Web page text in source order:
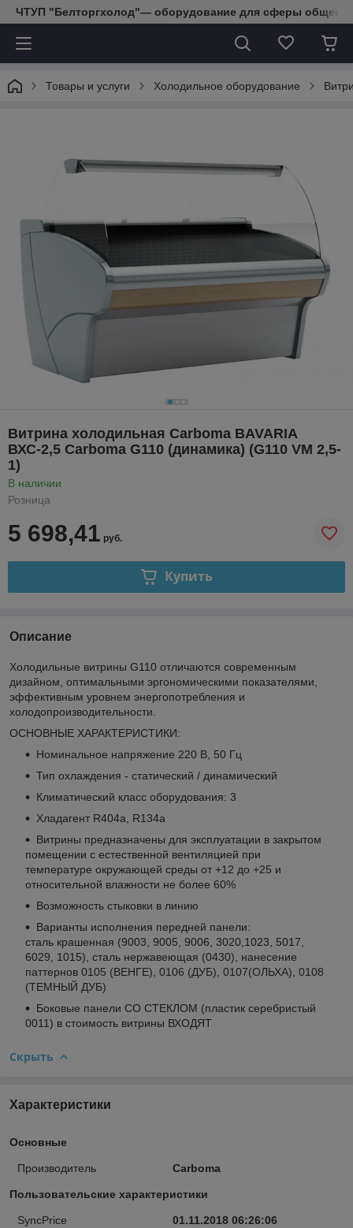
ЧТУП "Белторгхолод"— оборудование для сферы
Товары и услуги Холодильное оборудование
Витрина холодильная Carboma BAVARIA
ВХС-2,5 Carboma G110 (динамика) (G110 VM 2,5-
1)
В наличии
Розница
5 698,41 руб.
Купить
Описание
Холодильные витрины G110 отличаются современным
дизайном, оптимальными эргономическими показателями,
эффективным уровнем энергопотребления и
холодопроизводительности.
ОСНОВНЫЕ ХАРАКТЕРИСТИКИ:
Номинальное напряжение 220 В, 50 Гц
Тип охлаждения - статический / динамический
Климатический класс оборудования: 3
Хладагент R404a, R134a
Витрины предназначены для эксплуатации в закрытом
помещении с естественной вентиляцией при
температуре окружающей среды от +12 до +25 и
относительной влажности не более 60%
Возможность стыковки в линию
Варианты исполнения передней панели:
сталь крашенная (9003, 9005, 9006, 3020,1023, 5017,
6029, 1015), сталь нержавеющая (0430), нанесение
паттернов 0105 (ВЕНГЕ), 0106 (ДУБ), 0107(ОЛЬХА), 0108
(ТЕМНЫЙ ДУБ)
Боковые панели СО СТЕКЛОМ (пластик серебристый
0011) в стоимость витрины ВХОДЯТ
Скрыть
Характеристики
Основные
Производитель Carboma
Пользовательские характеристики
SyncPrice
01.11.2018 06:26:06